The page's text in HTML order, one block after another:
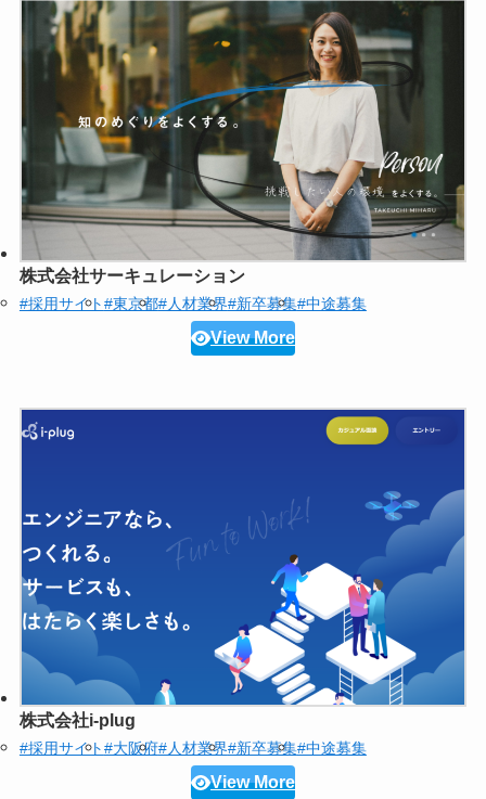
株式会社サーキュレーション
#採用サイト#東京都#人材業界#新卒募集#中途募集
View More
株式会社i-plug
#採用サイト#大阪府#人材業界#新卒募集#中途募集
View More